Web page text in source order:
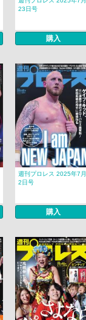
23日号
購入
週刊プロレス 2025年7月
2日号
購入